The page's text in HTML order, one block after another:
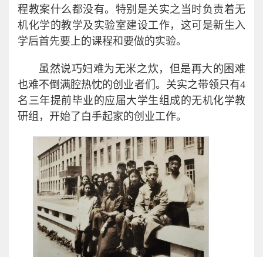
程教案什么都没有。特别是关实之当时负责着无
机化学的教学及实验室建设工作，这可是新生入
学后首先要上的课程和要做的实验。
虽然说巧妇难为无米之炊，但是再大的困难
也难不倒满腔热忱的创业者们。关实之带领只有4
名三年提前毕业的应届大学生组成的无机化学教
研组，开始了白手起家的创业工作。